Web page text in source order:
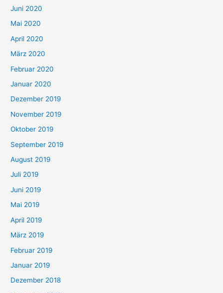
Juni 2020
Mai 2020
April 2020
März 2020
Februar 2020
Januar 2020
Dezember 2019
November 2019
Oktober 2019
September 2019
August 2019
Juli 2019
Juni 2019
Mai 2019
April 2019
März 2019
Februar 2019
Januar 2019
Dezember 2018